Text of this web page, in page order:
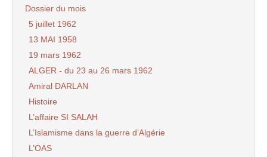
Dossier du mois
5 juillet 1962
13 MAI 1958
19 mars 1962
ALGER - du 23 au 26 mars 1962
Amiral DARLAN
Histoire
L’affaire SI SALAH
L’Islamisme dans la guerre d’Algérie
L’OAS